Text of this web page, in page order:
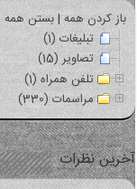
باز کردن همه|بستن همه
تبلیغات (1)
تصاویر (15)
تلفن همراه (1)
مراسمات (330)
آخرین نظرات